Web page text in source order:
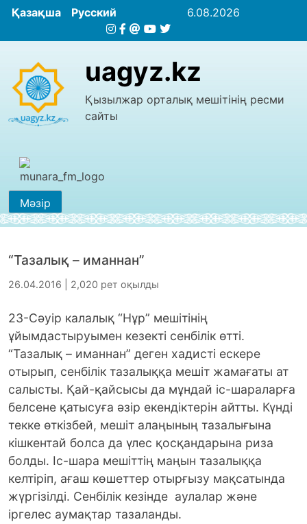
Қазақша Русский 6.08.2026
uagyz.kz
Қызылжар орталық мешітінің ресми
сайты
Мәзір
“Тазалық – иманнан”
26.04.2016 | 2,020 рет оқылды
23-Сәуір калалық “Нұр” мешітінің
ұйымдастыруымен кезекті сенбілік өтті.
“Тазалық – иманнан” деген xадисті ескере
отырып, сенбілік тазалыққа мешіт жамағаты ат
салысты. Қай-қайсысы да мұндай іс-шараларға
белсене қатысуға әзір екендіктерін айтты. Күнді
текке өткізбей, мешіт алаңының тазалығына
кішкентай болса да үлес қосқандарына риза
болды. Іс-шара мешіттің маңын тазалыққа
келтіріп, ағаш көшеттер отырғызу мақсатында
жүргізілді. Сенбілік кезінде аулалар және
іргелес аумақтар тазаланды.